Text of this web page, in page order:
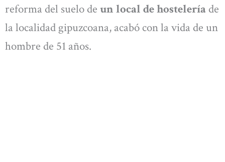
reforma del suelo de un local de hostelería de
la localidad gipuzcoana, acabó con la vida de un
hombre de 51 años.